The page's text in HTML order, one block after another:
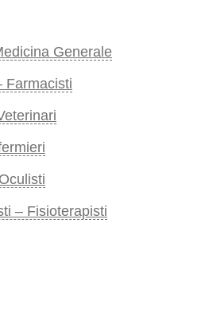
Generale
Farmacisti
– Fisioterapisti